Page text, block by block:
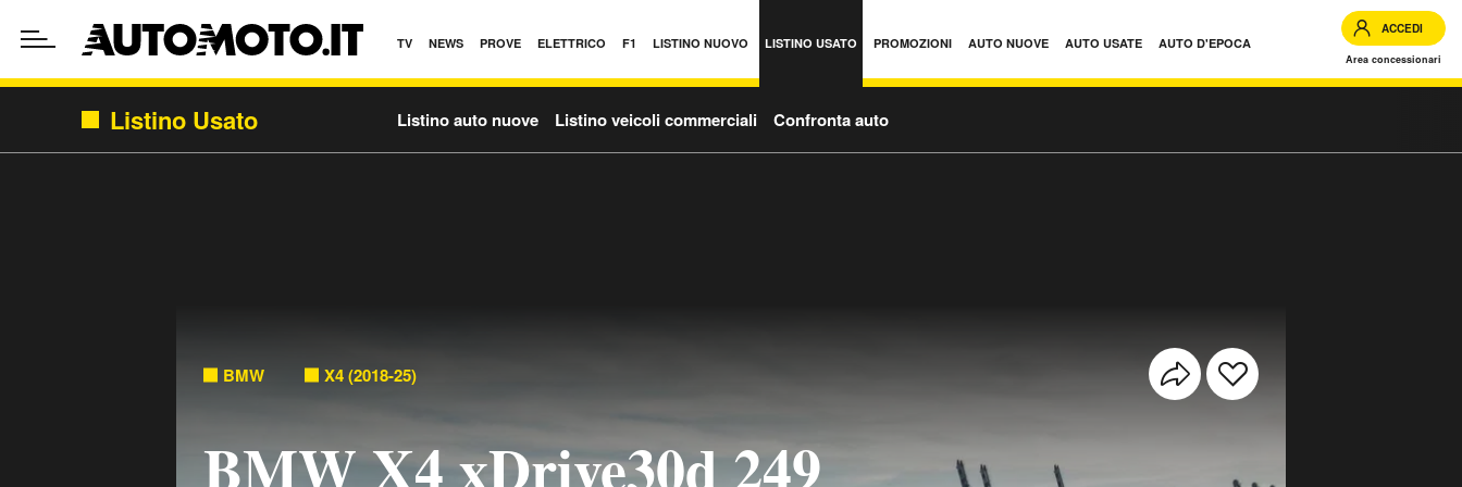
TV NEWS PROVE ELETTRICO F1 LISTINO NUOVO LISTINO USATO PROMOZIONI AUTO NUOVE AUTO USATE AUTO D'EPOCA
ACCEDI
Area concessionari
Listino Usato Listino auto nuove Listino veicoli commerciali Confronta auto
BMW X4 (2018-25)
BMW X4 xDrive30d 249